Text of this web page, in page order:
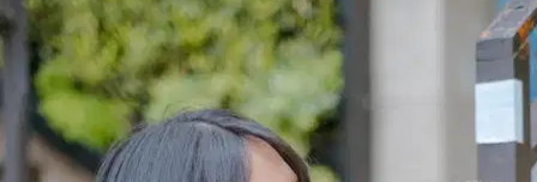
Je confie régulièrement mes chiens à Cassandra depuis maintenant
plusieurs mois et elle s’est toujours avérée être très attentionnée et
disponible !! Elle prend vraiment le temps de s’occuper d’eux, d